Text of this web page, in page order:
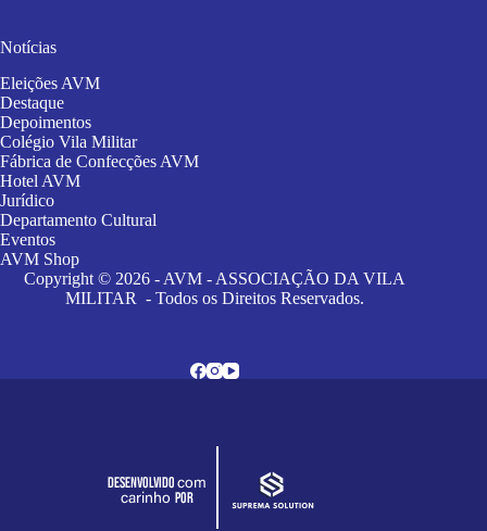
Notícias
Eleições AVM
Destaque
Depoimentos
Colégio Vila Militar
Fábrica de Confecções AVM
Hotel AVM
Jurídico
Departamento Cultural
Eventos
AVM Shop
Copyright © 2026 - AVM - ASSOCIAÇÃO DA VILA
MILITAR - Todos os Direitos Reservados.